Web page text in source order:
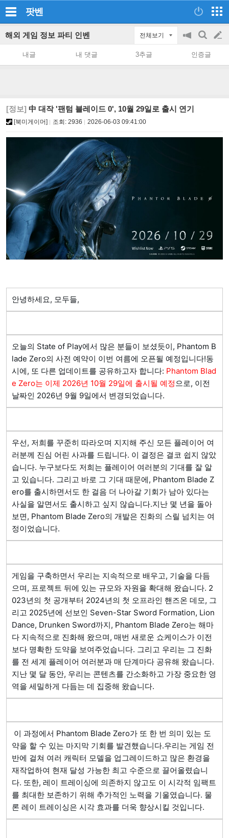
팟벤
해외 게임 정보 파티 인벤 전체보기
공
on/off
검
색
글
쓰
내글 내 댓글 3추글 인증글
[정보] 中 대작 '팬텀 블레이드 0', 10월 29일로 출시 연기
[북미게이머] 조회: 2936 2026-06-03 09:41:00
안녕하세요, 모두들,
오늘의 State of Play에서 많은 분들이 보셨듯이, Phantom B
lade Zero의 사전 예약이 이번 여름에 오픈될 예정입니다!동
시에, 또 다른 업데이트를 공유하고자 합니다: Phantom Blad
e Zero는 이제 2026년 10월 29일에 출시될 예정 으로, 이전
날짜인 2026년 9월 9일에서 변경되었습니다.
우선, 저희를 꾸준히 따라오며 지지해 주신 모든 플레이어 여
러분께 진심 어린 사과를 드립니다. 이 결정은 결코 쉽지 않았
습니다. 누구보다도 저희는 플레이어 여러분의 기대를 잘 알
고 있습니다. 그리고 바로 그 기대 때문에, Phantom Blade Z
ero를 출시하면서도 한 걸음 더 나아갈 기회가 남아 있다는
사실을 알면서도 출시하고 싶지 않습니다.지난 몇 년을 돌아
보면, Phantom Blade Zero의 개발은 진화의 스릴 넘치는 여
정이었습니다.
게임을 구축하면서 우리는 지속적으로 배우고, 기술을 다듬
으며, 프로젝트 뒤에 있는 규모와 자원을 확대해 왔습니다. 2
023년의 첫 공개부터 2024년의 첫 오프라인 핸즈온 데모, 그
리고 2025년에 선보인 Seven-Star Sword Formation, Lion
Dance, Drunken Sword까지, Phantom Blade Zero는 해마
다 지속적으로 진화해 왔으며, 매번 새로운 쇼케이스가 이전
보다 명확한 도약을 보여주었습니다. 그리고 우리는 그 진화
를 전 세계 플레이어 여러분과 매 단계마다 공유해 왔습니다.
지난 몇 달 동안, 우리는 콘텐츠를 간소화하고 가장 중요한 영
역을 세밀하게 다듬는 데 집중해 왔습니다.
약을 할 수 있는 마지막 기회를 발견했습니다.우리는 게임 전
반에 걸쳐 여러 캐릭터 모델을 업그레이드하고 많은 환경을
재작업하여 현재 달성 가능한 최고 수준으로 끌어올렸습니
다. 또한, 레이 트레이싱에 의존하지 않고도 이 시각적 임팩트
를 최대한 보존하기 위해 추가적인 노력을 기울였습니다. 물
론 레이 트레이싱은 시각 효과를 더욱 향상시킬 것입니다.